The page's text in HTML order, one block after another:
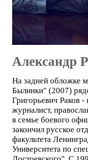
Александр
На задней обложке
Былинки" (2007)
Григорьевич Раков -
журналист,
в семье боевого
закончил русское
факультета
Университета по